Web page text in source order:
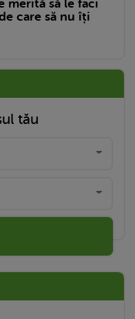
merită să le faci
care să nu îți
tău